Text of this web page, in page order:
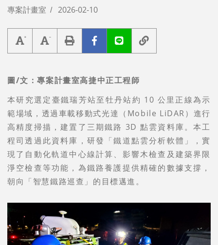
專案計畫室 2026-02-10
圖/文：專案計畫室高捷中正工程師
本研究選定臺鐵瑞芳站至牡丹站約 10 公里正線為示
範場域，透過車載移動式光達（Mobile LiDAR）進行
高精度掃描，建置了三期鐵路 3D 點雲資料庫。本工
程司透過此資料庫，研發「鐵道點雲分析軟體」，實
現了自動化軌道中心線計算、影響木檢查及建築界限
淨空檢查等功能，為鐵路養護提供精確的數據支撐，
朝向「智慧鐵路巡查」的目標邁進。